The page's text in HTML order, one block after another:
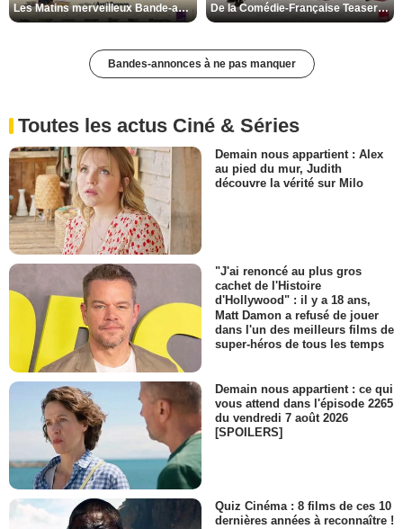
Les Matins merveilleux Bande-annonce VF De la Comédie-Française Teaser VF
Bandes-annonces à ne pas manquer
Toutes les actus Ciné & Séries
Demain nous appartient : Alex
au pied du mur, Judith
découvre la vérité sur Milo
"J'ai renoncé au plus gros
cachet de l'Histoire
d'Hollywood" : il y a 18 ans,
Matt Damon a refusé de jouer
dans l'un des meilleurs films de
super-héros de tous les temps
Demain nous appartient : ce qui
vous attend dans l'épisode 2265
du vendredi 7 août 2026
[SPOILERS]
Quiz Cinéma : 8 films de ces 10
dernières années à reconnaître !